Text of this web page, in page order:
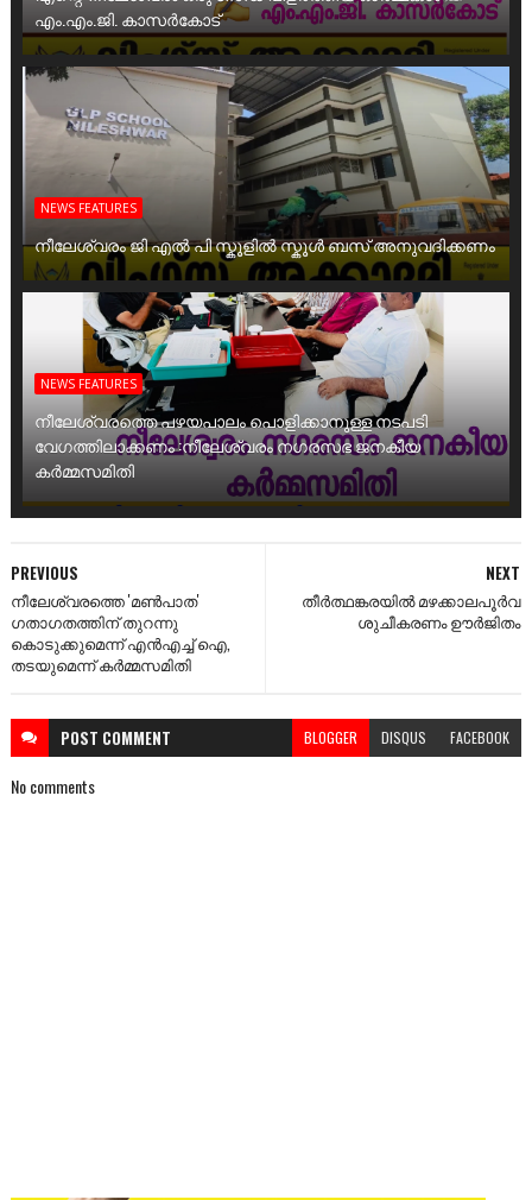
എം.എം.ജി. കാസർകോട്
NEWS FEATURES
നീലേശ്വരം ജി എൽ പി സ്കൂളിൽ സ്കൂൾ ബസ് അനുവദിക്കണം
NEWS FEATURES
നീലേശ്വരത്തെ പഴയപാലം പൊളിക്കാനുള്ള നടപടി
വേഗത്തിലാക്കണം :നീലേശ്വരം നഗരസഭ ജനകീയ
കർമ്മസമിതി
NEXT
തീർത്ഥങ്കരയിൽ മഴക്കാലപൂർവ
ശുചീകരണം ഊർജിതം
PREVIOUS
നീലേശ്വരത്തെ 'മൺപാത'
ഗതാഗതത്തിന് തുറന്നു
കൊടുക്കുമെന്ന് എൻഎച്ച് ഐ,
തടയുമെന്ന് കർമ്മസമിതി
POST COMMENT BLOGGER DISQUS FACEBOOK
No comments